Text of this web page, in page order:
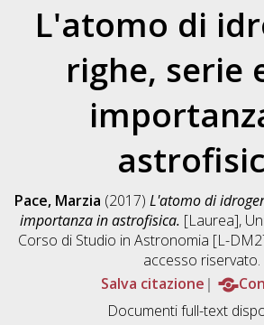
L'atomo di
righe, serie
Pace, Marzia (2017)L'atomo di
importanza in astrofisica. [Laurea],
Corso di Studio in Astronomia [L-
accesso riservato.
Salva citazione
Documenti full-text